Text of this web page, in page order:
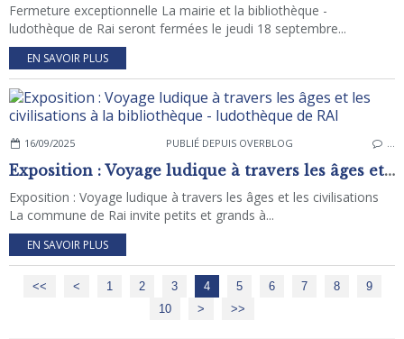
Fermeture exceptionnelle La mairie et la bibliothèque -
ludothèque de Rai seront fermées le jeudi 18 septembre...
EN SAVOIR PLUS
16/09/2025 PUBLIÉ DEPUIS OVERBLOG
Exposition : Voyage ludique à travers les âges et les civilisations à la bibliothèque - ludothèque de RAI
Exposition : Voyage ludique à travers les âges et les civilisations
La commune de Rai invite petits et grands à...
EN SAVOIR PLUS
<< < 1 2 3 4 5 6 7 8
9
10
> >>